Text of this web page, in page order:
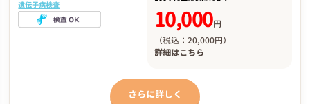
遺伝子病検査
10,000円
（税込：20,000円）
詳細はこちら
さらに詳しく